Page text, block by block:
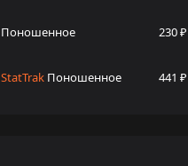
Поношенное 230 ₽
StatTrak Поношенное 441 ₽